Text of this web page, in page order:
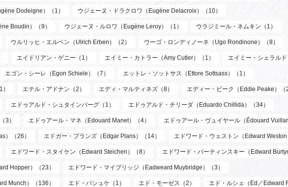
Dodeigne）（1） ウジェーヌ・ドラクロワ（Eugène Delacroix）（10）
Boudin）（9） ウジェーヌ・ルロワ（Eugène Leroy）（1） ウラジミール・ネムキン（1）
ウルリッヒ・エルベン（Ulrich Erben）（2） ウーゴ・ロンディノーネ（Ugo Rondinone）（8）
エイドリアン・ゲニー（1） エイミー・カトラー（Amy Cutler）（1） エイミー・シェラルド
エゴン・シーレ（Egon Schiele）（7） エットレ・ソットサス（Ettore Sottsass）（1）
エテル・アドナン（2） エディ・マルティネズ（8） エディー・ピーク（Eddie Peake）（2
エドゥアルド・シュタインバーグ（1） エドゥアルド・チリーダ（Eduardo Chillida）（34）
3） エドゥアール・マネ（Edouard Manet）（4） エドゥアール・ヴュイヤール（Édouard
）（26） エドガー・プランズ（Edgar Plans）（14） エドワード・ウェストン（Edward Weston
エドワード・スタイケン（Edward Steichen）（8） エドワード・バーティンスキー（Edward
Hopper）（23） エドワード・マイブリッジ（Eadweard Muybridge）（3）
Munch）（136） エド・パシュケ（1） エド・モーゼス（2） エド・ルシェ（Ed／Edward